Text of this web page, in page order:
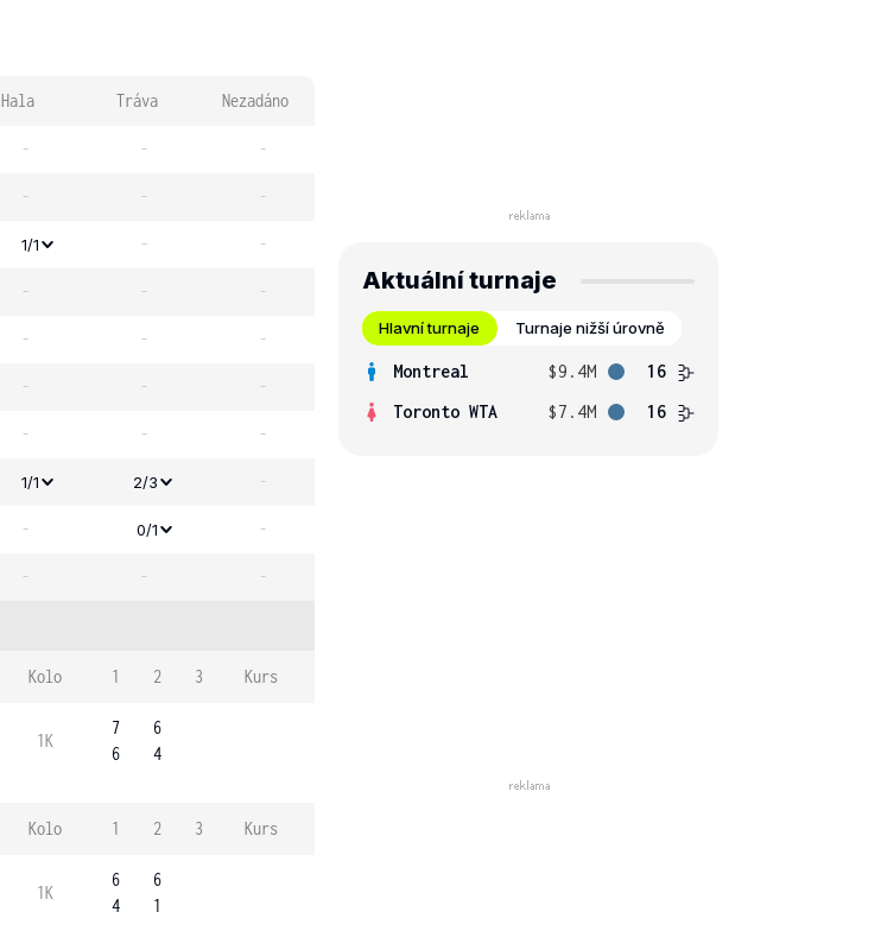
Hala Tráva Nezadáno
- - -
- - -
1/1 - -
- - -
- - -
- - -
- - -
1/1 2/3 -
- 0/1 -
- - -
Kolo 1 2 3 Kurs
1K
7
6
6
4
Kolo 1 2 3 Kurs
1K
6
4
6
1
Aktuální turnaje
Hlavní turnaje Turnaje nižší úrovně
Montreal $9.4M
16
Toronto WTA
$7.4M 16